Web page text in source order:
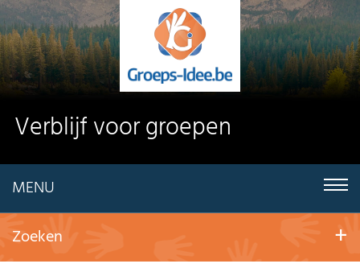
Verblijf voor groepen
MENU
Zoeken